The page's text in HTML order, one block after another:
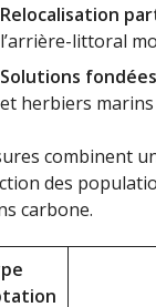
Relocalisation
l’arrière-littoral
Solutions
et herbiers
combinent
des
carbone.